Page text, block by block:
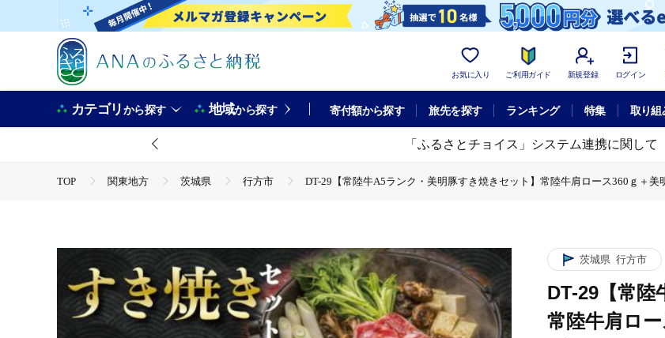
お気に入り ご利用ガイド 新規登録 ログイン
カテゴリから探す 地域から探す 寄付額から探す 旅先を探す ランキング 特集 取り組
「ふるさとチョイス」システム連携に関して
TOP 関東地方 茨城県 行方市 DT-29【常陸牛A5ランク・美明豚すき焼きセット】常陸牛肩ロース360ｇ＋美
すき焼き(豚肉) DT-29【常陸牛A5ランク・美明豚すき焼きセット】常陸牛肩ロース360ｇ＋美
茨城県 行方市
DT-29【常陸
常陸牛肩ロ